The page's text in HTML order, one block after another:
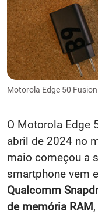
Motorola Edge 50 Fusion
O Motorola Edge
abril de 2024 no
maio começou a
smartphone vem
Qualcomm
de memória RAM